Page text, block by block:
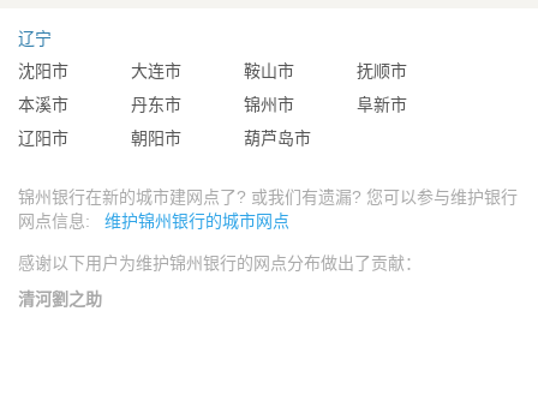
辽宁
沈阳市 大连市 鞍山市
抚顺市
本溪市
丹东市 锦州市
阜新市
辽阳市
朝阳市 葫芦岛市
锦州银行在新的城市建网点了? 或我们有遗漏? 您可以参与维护银行
网点信息: 维护锦州银行的城市网点
感谢以下用户为维护锦州银行的网点分布做出了贡献：
清河劉之助